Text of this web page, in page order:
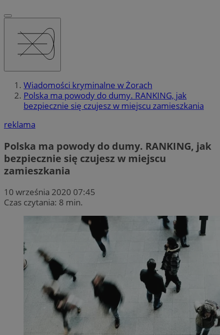
Wiadomości kryminalne w Żorach
Polska ma powody do dumy. RANKING, jak
bezpiecznie się czujesz w miejscu zamieszkania
reklama
Polska ma powody do dumy. RANKING, jak
bezpiecznie się czujesz w miejscu
zamieszkania
10 września 2020 07:45
Czas czytania: 8 min.